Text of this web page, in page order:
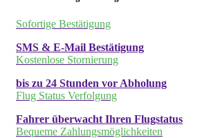
Sofortige Bestätigung
SMS & E-Mail Bestätigung
Kostenlose Stornierung
bis zu 24 Stunden vor Abholung
Flug Status Verfolgung
Fahrer überwacht Ihren Flugstatus
Bequeme Zahlungsmöglichkeiten